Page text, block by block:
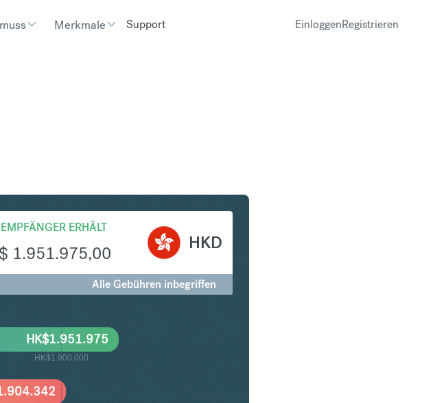
Merkmale Support EinloggenRegistrieren
ERHÄLT
1.951.975,00
HKD
Alle Gebühren inbegriffen
HK$1.900.000
HK$1.951.975